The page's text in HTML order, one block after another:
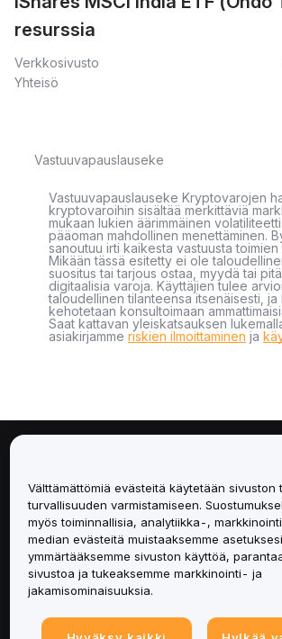
resurssia
Verkkosivusto
Yhteisö
Vastuuvapauslauseke
Vastuuvapauslauseke Kryptovarojen
kryptovaroihin sisältää merkittäviä
mukaan lukien äärimmäinen
pääoman mahdollinen menettäminen.
sanoutuu irti kaikesta vastuusta toimien
Mikään tässä esitetty ei ole
suositus tai tarjous ostaa, myydä tai
digitaalisia varoja. Käyttäjien tulee
taloudellinen tilanteensa itsenäisesti, ja
kehotetaan konsultoimaan
Saat kattavan yleiskatsauksen
asiakirjamme riskien ilmoittaminen ja
Palvelut
Tuki
Tuotteet
Välttämättömiä evästeitä käytetään sivuston
turvallisuuden varmistamiseen.
myös toiminnallisia, analytiikka-,
median evästeitä muistaaksemme
ymmärtääksemme sivuston käyttöä,
sivustoa ja tukeaksemme markkinointi- ja
jakamisominaisuuksia.